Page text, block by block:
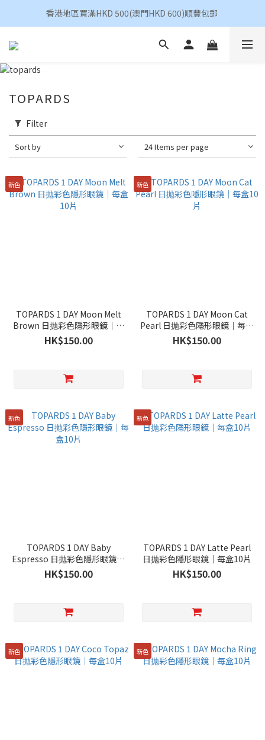
香港地區買滿HKD 500(澳門HKD 600)順豐包郵
香港地區買滿HKD 500(澳門HKD 600)順豐包郵
昆凌 Quinlivan 日拋 任選 $360/4盒
TOPARDS
Filter
Sort by 24 Items per page
新色
TOPARDS 1 DAY Moon Melt
Brown 日抛彩色隱形眼鏡｜每
盒10片
HK$150.00
新色
TOPARDS 1 DAY Moon Cat
Pearl 日抛彩色隱形眼鏡｜每盒
10片
HK$150.00
新色
TOPARDS 1 DAY Baby
Espresso 日抛彩色隱形眼鏡｜
每盒10片
HK$150.00
新色
TOPARDS 1 DAY Latte Pearl
日抛彩色隱形眼鏡｜每盒10片
HK$150.00
新色 新色